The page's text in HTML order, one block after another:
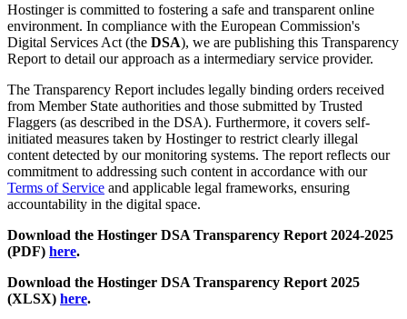
Hostinger is committed to fostering a safe and transparent online
environment. In compliance with the European Commission's
Digital Services Act (the DSA), we are publishing this Transparency
Report to detail our approach as a intermediary service provider.
The Transparency Report includes legally binding orders received
from Member State authorities and those submitted by Trusted
Flaggers (as described in the DSA). Furthermore, it covers self-
initiated measures taken by Hostinger to restrict clearly illegal
content detected by our monitoring systems. The report reflects our
commitment to addressing such content in accordance with our
Terms of Service and applicable legal frameworks, ensuring
accountability in the digital space.
Download the Hostinger DSA Transparency Report 2024-2025
(PDF) here.
Download the Hostinger DSA Transparency Report 2025
(XLSX) here.